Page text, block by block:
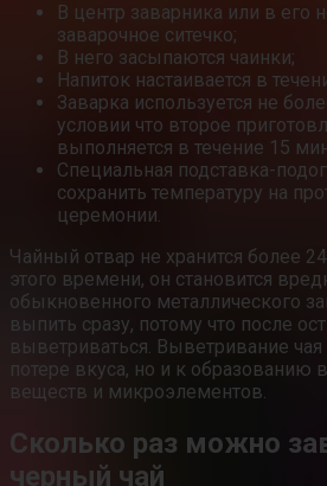
В центр заварника или в его
заварочное ситечко;
В него засыпаются чаинки;
Напиток настаивается в
Заварка используется не
условии что второе
выполняется в течение 15
Специальная подставка-
сохранить температуру на
церемонии.
Чайный отвар не хранится более
этого времени, он становится
обыкновенного металлического
выпить сразу, потому что после
выветриваться. Выветривание
потере вкуса, но и к образованию
веществ и микроэлементов.
Сколько раз можно
черный чай